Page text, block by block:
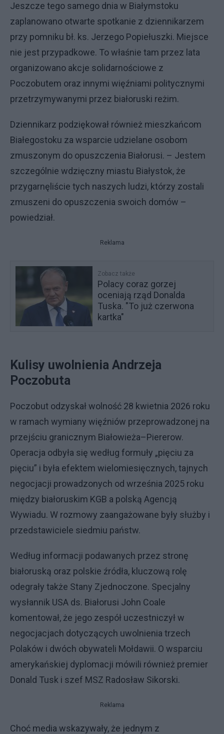
Jeszcze tego samego dnia w Białymstoku
zaplanowano otwarte spotkanie z dziennikarzem
przy pomniku bł. ks. Jerzego Popiełuszki. Miejsce
nie jest przypadkowe. To właśnie tam przez lata
organizowano akcje solidarnościowe z
Poczobutem oraz innymi więźniami politycznymi
przetrzymywanymi przez białoruski reżim.
Dziennikarz podziękował również mieszkańcom
Białegostoku za wsparcie udzielane osobom
zmuszonym do opuszczenia Białorusi. – Jestem
szczególnie wdzięczny miastu Białystok, że
przygarnęliście tych naszych ludzi, którzy zostali
zmuszeni do opuszczenia swoich domów –
powiedział.
Reklama
Zobacz także
Polacy coraz gorzej
oceniają rząd Donalda
Tuska. "To już czerwona
kartka"
Kulisy uwolnienia Andrzeja
Poczobuta
Poczobut odzyskał wolność 28 kwietnia 2026 roku
w ramach wymiany więźniów przeprowadzonej na
przejściu granicznym Białowieża–Piererow.
Operacja odbyła się według formuły „pięciu za
pięciu” i była efektem wielomiesięcznych, tajnych
negocjacji prowadzonych od września 2025 roku
między białoruskim KGB a polską Agencją
Wywiadu. W rozmowy zaangażowane były służby i
przedstawiciele siedmiu państw.
Według informacji podawanych przez stronę
białoruską oraz polskie źródła, kluczową rolę
odegrały także Stany Zjednoczone. Specjalny
wysłannik USA ds. Białorusi John Coale
komentował, że jego zespół uczestniczył w
negocjacjach dotyczących uwolnienia trzech
Polaków i dwóch obywateli Mołdawii. O wsparciu
amerykańskiej dyplomacji mówili również premier
Donald Tusk i szef MSZ Radosław Sikorski.
Reklama
Choć media wskazywały, że jednym z